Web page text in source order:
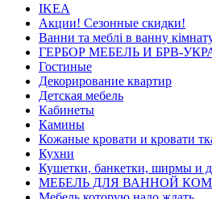
IKEA
Акции! Сезонные скидки!
Ванни та меблі в ванну
ГЕРБОР МЕБЕЛЬ И БРВ-
Гостиные
Декорирование квартир
Детская мебель
Кабинеты
Камины
Кожаные кровати и кровати
Кухни
Кушетки, банкетки, ширмы и
МЕБЕЛЬ ДЛЯ ВАННОЙ